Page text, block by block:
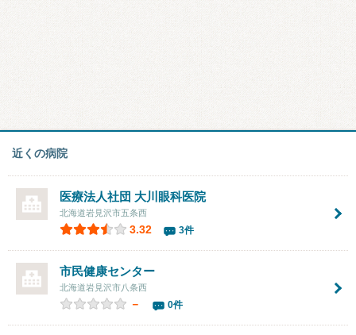
近くの病院
医療法人社団 大川眼科医院
北海道岩見沢市五条西
3.32 3件
市民健康センター
北海道岩見沢市八条西
－ 0件